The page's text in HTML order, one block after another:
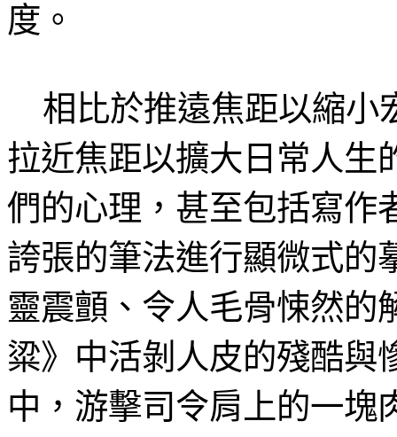
度。
相比於推遠焦距以縮小
拉近焦距以擴大日常人生
們的心理，甚至包括寫作
誇張的筆法進行顯微式的
靈震顫、令人毛骨悚然的
粱》中活剝人皮的殘酷與
中，游擊司令肩上的一塊